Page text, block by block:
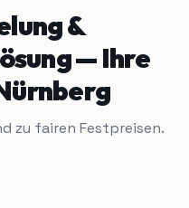
&
— Ihre
zu fairen Festpreisen.